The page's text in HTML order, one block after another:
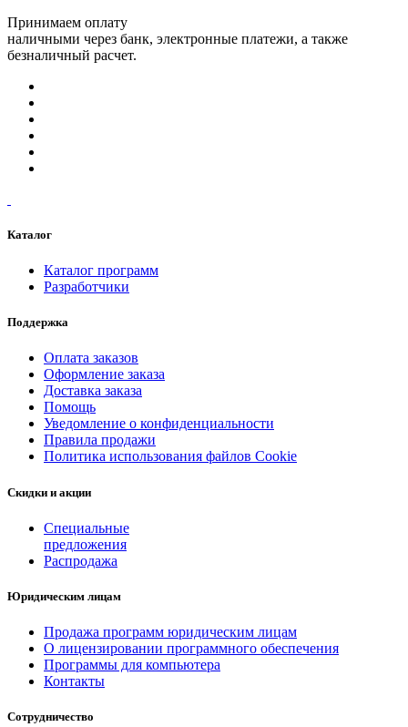
Принимаем оплату
наличными через банк, электронные платежи, а также
безналичный расчет.
Каталог
Каталог программ
Разработчики
Поддержка
Оплата заказов
Оформление заказа
Доставка заказа
Помощь
Уведомление о конфиденциальности
Правила продажи
Политика использования файлов Cookie
Скидки и акции
Специальные
предложения
Распродажа
Юридическим лицам
Продажа программ юридическим лицам
О лицензировании программного обеспечения
Программы для компьютера
Контакты
Сотрудничество